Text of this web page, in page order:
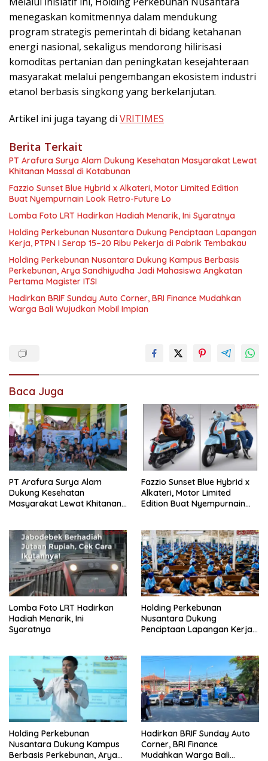
menegaskan komitmennya dalam mendukung
program strategis pemerintah di bidang ketahanan
energi nasional, sekaligus mendorong hilirisasi
komoditas pertanian dan peningkatan kesejahteraan
masyarakat melalui pengembangan ekosistem industri
etanol berbasis singkong yang berkelanjutan.
Artikel ini juga tayang di VRITIMES
Berita Terkait
PT Arafura Surya Alam Dukung Kesehatan Masyarakat Lewat
Khitanan Massal di Kotabunan
Fazzio Sunset Blue Hybrid x Alkateri, Motor Limited Edition
Buat Nyempurnain Look Retro-Future Lo
Lomba Foto LRT Hadirkan Hadiah Menarik, Ini Syaratnya
Holding Perkebunan Nusantara Dukung Penciptaan Lapangan
Kerja, PTPN I Serap 15–20 Ribu Pekerja di Pabrik Tembakau
Holding Perkebunan Nusantara Dukung Kampus Berbasis
Perkebunan, Arya Sandhiyudha Jadi Mahasiswa Angkatan
Pertama Magister ITSI
Hadirkan BRIF Sunday Auto Corner, BRI Finance Mudahkan
Warga Bali Wujudkan Mobil Impian
Baca Juga
PT Arafura Surya Alam
Dukung Kesehatan
Masyarakat Lewat Khitanan
Fazzio Sunset Blue Hybrid x
Alkateri, Motor Limited
Edition Buat Nyempurnain
Lomba Foto LRT Hadirkan
Hadiah Menarik, Ini
Syaratnya
Holding Perkebunan
Nusantara Dukung
Penciptaan Lapangan Kerja,
Holding Perkebunan
Nusantara Dukung Kampus
Berbasis Perkebunan, Arya
Hadirkan BRIF Sunday Auto
Corner, BRI Finance
Mudahkan Warga Bali